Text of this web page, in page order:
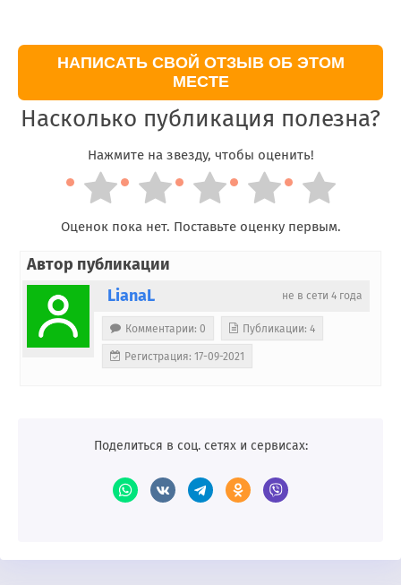
НАПИСАТЬ СВОЙ ОТЗЫВ ОБ ЭТОМ
МЕСТЕ
Насколько публикация полезна?
Нажмите на звезду, чтобы оценить!
Оценок пока нет. Поставьте оценку первым.
Автор публикации
не в сети 4 года
LianaL
Комментарии: 0 Публикации: 4
Регистрация: 17-09-2021
Поделиться в соц. сетях и сервисах: